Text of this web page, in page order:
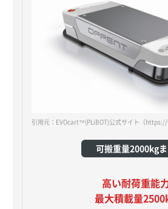
引用元：EVOcart™(PLiBOT)公式サイト （
可搬重量2000kg
高い耐荷重能
最大積載量